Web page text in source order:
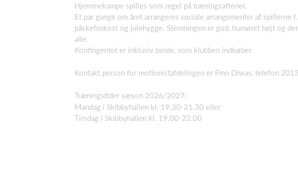
Hjemmekampe spilles som regel på træningsaftener.
Et par gange om året arrangeres sociale arrangementer af spillerne
påskefrokost og julehygge. Stemningen er god, humøret højt og
alle.
Kontingentet er inklusiv bolde, som klubben indkøber.
Kontakt person for motionistafdelingen er Finn Diwas, telefon
Træningstider sæson 2026/2027:
Mandag i Skibbyhallen kl. 19.30-21.30 eller
Tirsdag i Skibbyhallen kl. 19.00-22.00